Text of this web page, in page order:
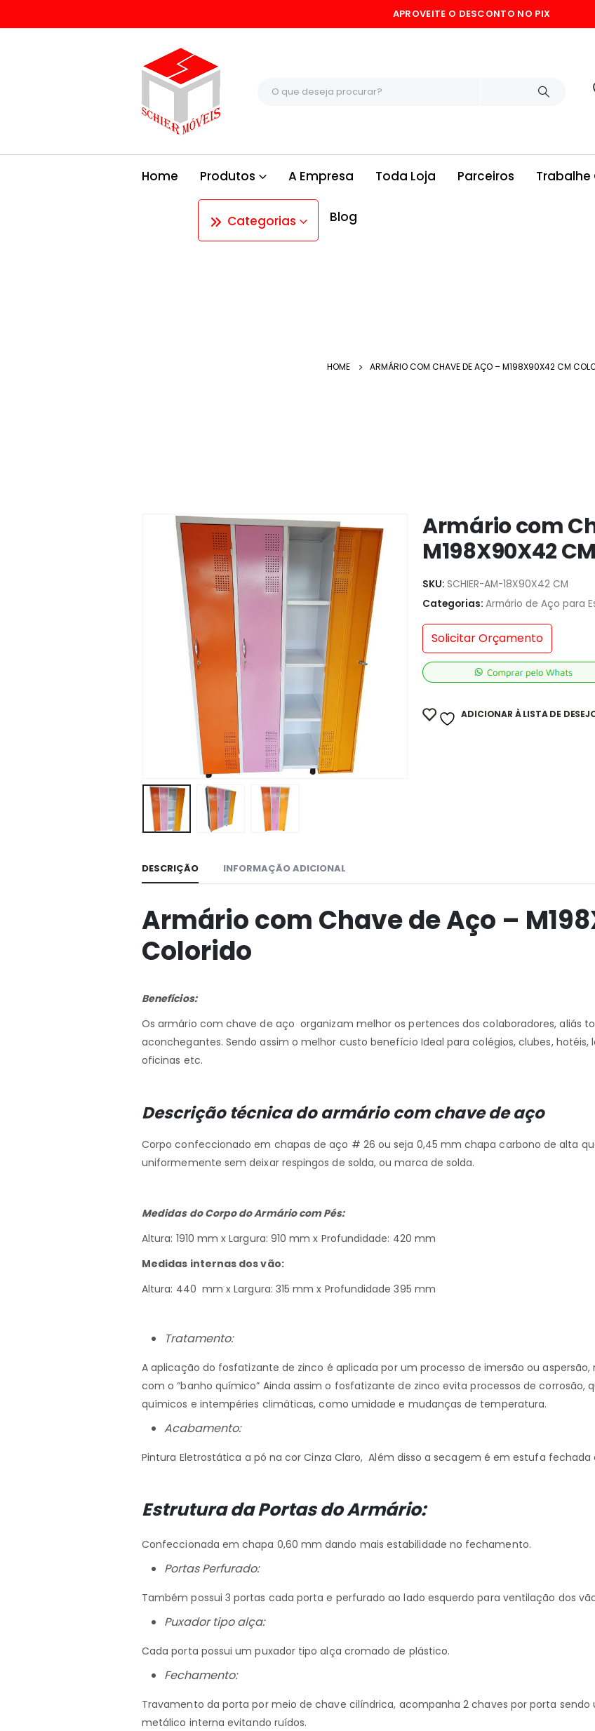
APROVEITE O DESCONTO NO PIX
Home Produtos A Empresa Toda Loja Parceiros
Categorias Blog
HOME ARMÁRIO COM CHAVE DE AÇO – M198X90X42 CM
Armário com
M198X90X42
SKU: SCHIER-AM-18X90X42 CM
Categorias: Armário de Aço para
Solicitar Orçamento
ADICIONAR À LISTA DE
DESCRIÇÃO INFORMAÇÃO ADICIONAL
Armário com Chave de Aço –
Colorido
Benefícios:
Os armário com chave de aço organizam melhor os pertences dos colaboradores, aliás
aconchegantes. Sendo assim o melhor custo benefício Ideal para colégios, clubes, hotéis,
oficinas etc.
Descrição técnica do armário com chave de aço
Corpo confeccionado em chapas de aço # 26 ou seja 0,45 mm chapa carbono de alta
uniformemente sem deixar respingos de solda, ou marca de solda.
Medidas do Corpo do Armário com Pés:
Altura: 1910 mm x Largura: 910 mm x Profundidade: 420 mm
Medidas internas dos vão:
Altura: 440 mm x Largura: 315 mm x Profundidade 395 mm
Tratamento:
A aplicação do fosfatizante de zinco é aplicada por um processo de imersão ou
com o “banho químico” Ainda assim o fosfatizante de zinco evita processos de corrosão,
químicos e intempéries climáticas, como umidade e mudanças de temperatura.
Acabamento:
Pintura Eletrostática a pó na cor Cinza Claro, Além disso a secagem é em estufa
Estrutura da Portas do Armário:
Confeccionada em chapa 0,60 mm dando mais estabilidade no fechamento.
Portas Perfurado:
Também possui 3 portas cada porta e perfurado ao lado esquerdo para ventilação dos
Puxador tipo alça:
Cada porta possui um puxador tipo alça cromado de plástico.
Fechamento:
Travamento da porta por meio de chave cilíndrica, acompanha 2 chaves por porta sendo
metálico interna evitando ruídos.